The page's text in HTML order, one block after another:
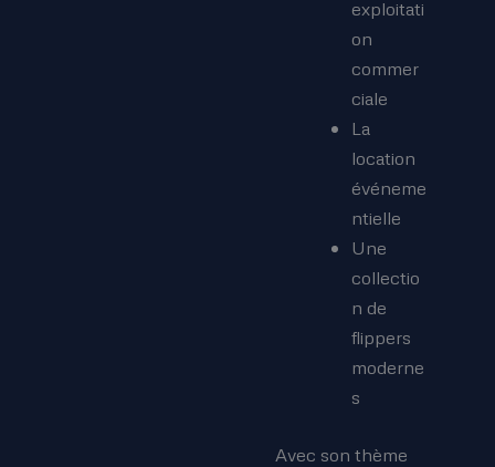
exploitati
on
commer
ciale
La
location
événeme
ntielle
Une
collectio
n de
flippers
moderne
s
Avec son thème